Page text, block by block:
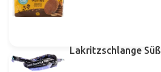
Lakritzschlange Süß